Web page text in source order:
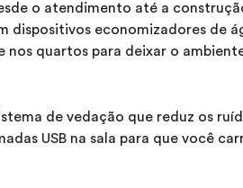
o atendimento até a
dispositivos economizadores de
quartos para deixar o
de vedação que reduz os
USB na sala para que você